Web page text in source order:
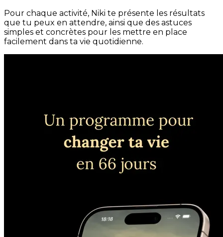
Pour chaque activité, Niki te présente les résultats
que tu peux en attendre, ainsi que des astuces
simples et concrètes pour les mettre en place
facilement dans ta vie quotidienne.